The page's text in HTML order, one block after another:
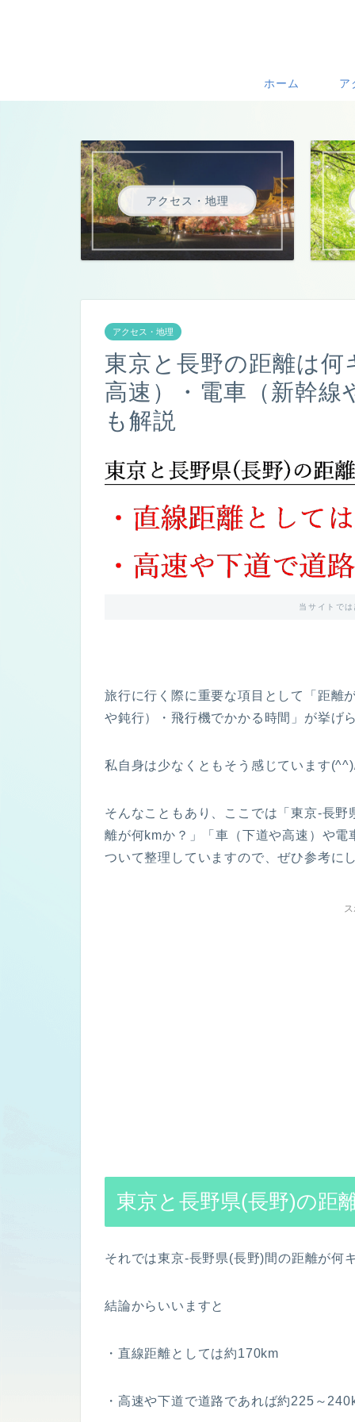
ホーム ア
アクセス・地理
アクセス・地理
東京と長野の距離は
高速）・電車（新幹線
も解説
当サイトで
旅行に行く際に重要な項目として「距離
や鈍行）・飛行機でかかる時間」が挙げ
私自身は少なくともそう感じています
そんなこともあり、ここでは「東京-長
離が何kmか？」「車（下道や高速）や
ついて整理していますので、ぜひ参考に
東京と長野県(長野)の距
それでは東京-長野県(長野)間の距離が何
結論からいいますと
・直線距離としては約170km
・高速や下道で道路であれば約225～